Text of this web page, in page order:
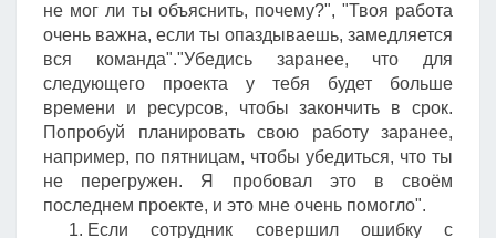
не мог ли ты объяснить, почему?", "Твоя работа
очень важна, если ты опаздываешь, замедляется
вся команда"."Убедись заранее, что для
следующего проекта у тебя будет больше
времени и ресурсов, чтобы закончить в срок.
Попробуй планировать свою работу заранее,
например, по пятницам, чтобы убедиться, что ты
не перегружен. Я пробовал это в своём
последнем проекте, и это мне очень помогло".
Если сотрудник совершил ошибку с